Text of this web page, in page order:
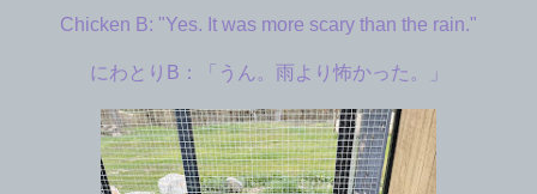
Chicken B: "Yes. It was more scary than the rain."
にわとりB：「うん。雨より怖かった。」